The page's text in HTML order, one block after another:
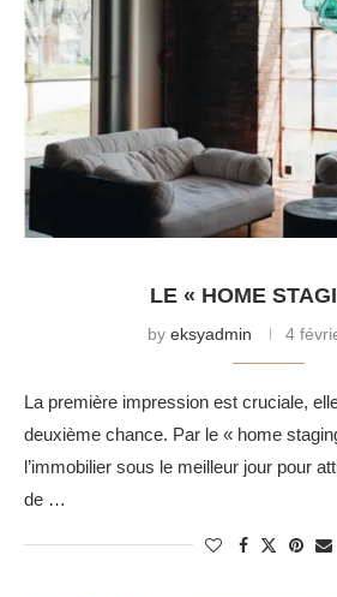
LE « HOME
by eksyadmin 4
La première impression est cruciale,
deuxième chance. Par le « home
l’immobilier sous le meilleur jour pour
de …